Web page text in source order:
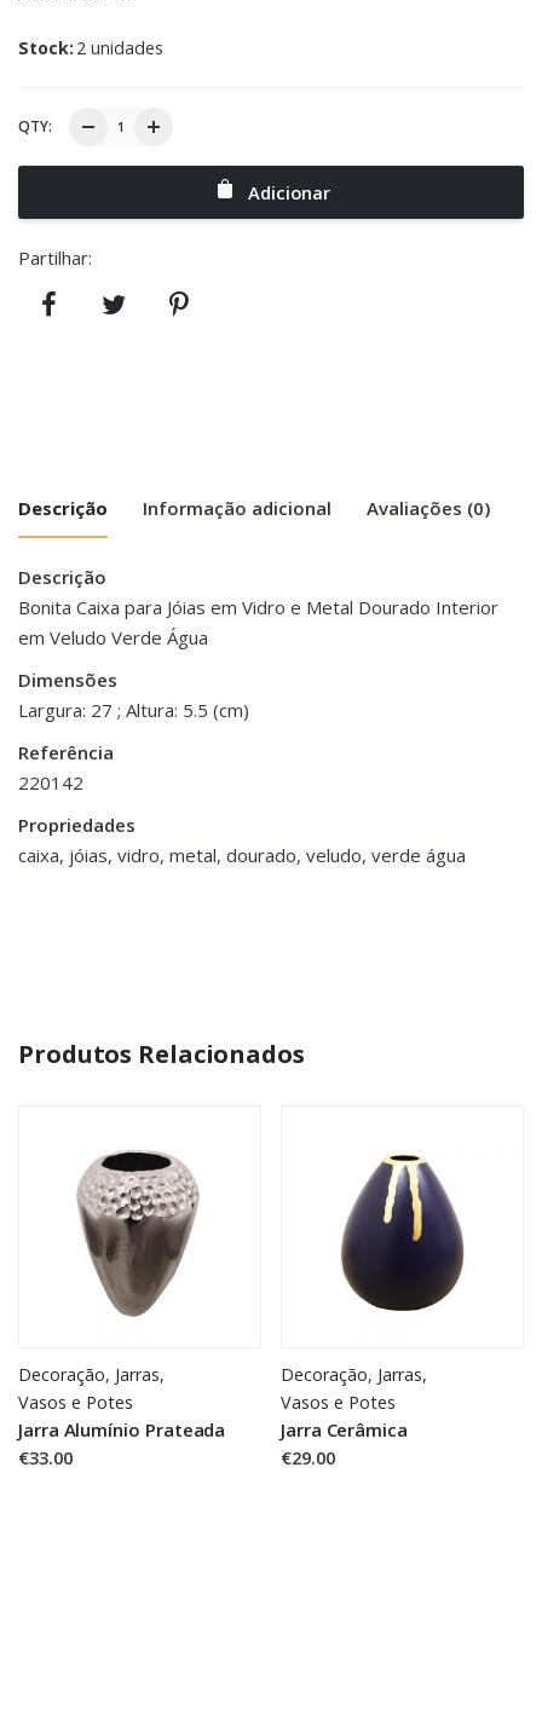
Stock: 2 unidades
QTY:
Adicionar
Partilhar:
Descrição Informação adicional Avaliações (0)
Descrição
Bonita Caixa para Jóias em Vidro e Metal Dourado Interior
em Veludo Verde Água
Dimensões
Largura: 27 ; Altura: 5.5 (cm)
Referência
220142
Propriedades
caixa, jóias, vidro, metal, dourado, veludo, verde água
0.500 kg
Dimensões 15 × 27 × 5.5 cm
There are no reviews yet.
Be the first to review “Caixa para Jóias
com Divisões – Veludo Verde Água”
You must be <a href="https://www.homeart.pt/minha-
conta/">logged in</a> to post a review.
Produtos Relacionados
Decoração, Jarras,
Vasos e Potes
Jarra Alumínio Prateada
€33.00
Decoração, Jarras,
Vasos e Potes
Jarra Cerâmica
€29.00